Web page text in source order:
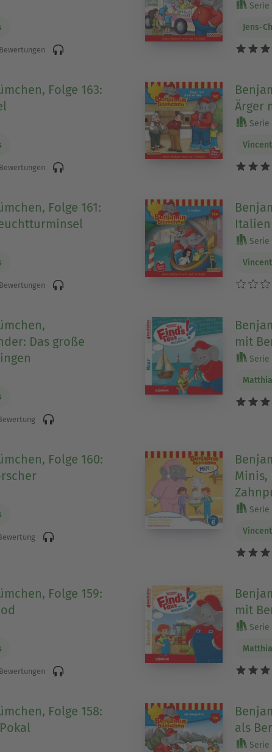
Serie
Jens-
Folge 163:
Ärger
Serie
Folge 161:
Italien
Serie
Das große
mit
Serie
Folge 160:
Minis,
Serie
Folge 159:
mit
Serie
Folge 158:
als
Serie